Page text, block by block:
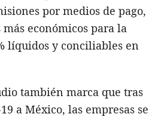
por medios de pago,
más económicos para la
líquidos y conciliables en
también marca que tras
a México, las empresas se